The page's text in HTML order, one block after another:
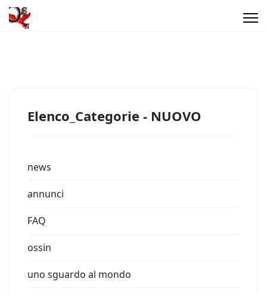
Elenco_Categorie - NUOVO
news
annunci
FAQ
ossin
uno sguardo al mondo